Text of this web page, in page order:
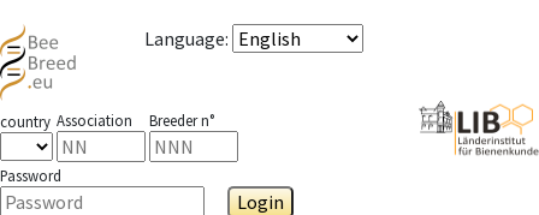
Language:
country Association Breeder n°
Password
Login